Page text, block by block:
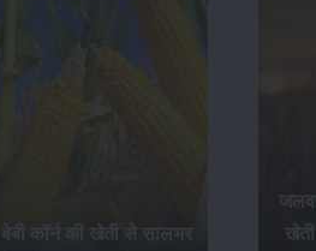
बेबी कॉर्न की खेती से सालभर